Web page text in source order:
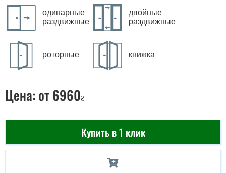
одинарные
раздвижные
двойные
раздвижные
роторные книжка
Цена: от 6960₴
Купить в 1 клик